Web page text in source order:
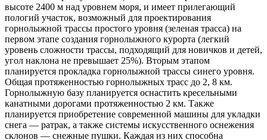
высоте 2400 м над уровнем моря, и имеет прилегающий
пологий участок, возможный для проектирования
горнолыжной трассы простого уровня (зеленая трасса) на
первом этапе создания горнолыжного курорта (легкий
уровень сложности трассы, подходящий для новичков и детей,
угол наклона не превышает 25%). Вторым этапом
планируется прокладка горнолыжной трассы синего уровня.
Общая протяженностью горнолыжных трасс до 2, 8 км.
Горнолыжную базу планируется оснастить кресельными
канатными дорогами протяженностью 2 км. Также
планируется приобретение современной машины для укладки
снега — ратрак, а также системы искусственного оснежения
склонов — снежные пушки. Каждая из них способна